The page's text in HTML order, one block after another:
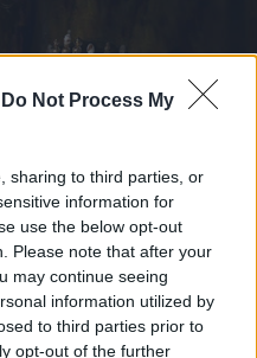
Do Not Process My
sharing to third parties, or
information for
use the below opt-out
Please note that after your
may continue seeing
information utilized by
to third parties prior to
opt-out of the further